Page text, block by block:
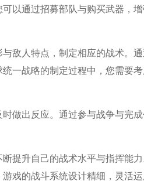
以通过招募部队与购买武器，
敌人特点，制定相应的战术。
一战略的制定过程中，您需要
做出反应。通过参与战争与完
提升自己的战术水平与指挥能
戏的战斗系统设计精细，灵活